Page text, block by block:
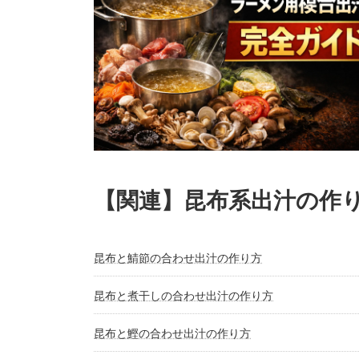
【関連】昆布系出汁の作
昆布と鯖節の合わせ出汁の作り方
昆布と煮干しの合わせ出汁の作り方
昆布と鰹の合わせ出汁の作り方